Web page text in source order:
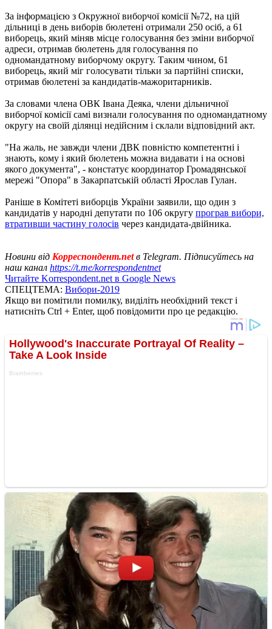
За інформацією з Окружної виборчої комісії №72, на цій
дільниці в день виборів бюлетені отримали 250 осіб, а 61
виборець, який міняв місце голосування без зміни виборчої
адреси, отримав бюлетень для голосування по
одномандатному виборчому округу. Таким чином, 61
виборець, який міг голосувати тільки за партійні списки,
отримав бюлетені за кандидатів-мажоритарників.
За словами члена ОВК Івана Деяка, члени дільничної
виборчої комісії самі визнали голосування по одномандатному
округу на своїй ділянці недійсним і склали відповідний акт.
"На жаль, не завжди члени ДВК повністю компетентні і
знають, кому і який бюлетень можна видавати і на основі
якого документа", - констатує координатор Громадянської
мережі "Опора" в Закарпатській області Ярослав Гулан.
Раніше в Комітеті виборців України заявили, що один з
кандидатів у народні депутати по 106 округу програв вибори,
втративши частину голосів через кандидата-двійника.
Новини від Корреспондент.netв Telegram. Підписуйтесь на
наш канал https://t.me/korrespondentnet
Читайте Korrespondent.net в Google News
СПЕЦТЕМА: Вибори-2019
Якщо ви помітили помилку, виділіть необхідний текст і
натисніть Ctrl + Enter, щоб повідомити про це редакцію.